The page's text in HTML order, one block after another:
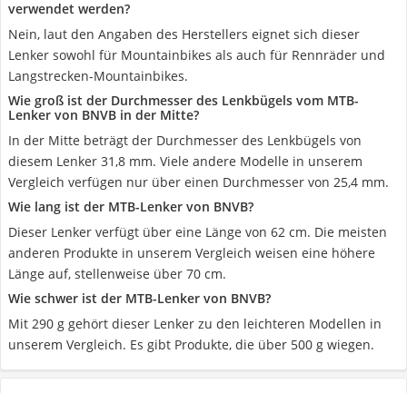
verwendet werden?
Nein, laut den Angaben des Herstellers eignet sich dieser
Lenker sowohl für Mountainbikes als auch für Rennräder und
Langstrecken-Mountainbikes.
Wie groß ist der Durchmesser des Lenkbügels vom MTB-
Lenker von BNVB in der Mitte?
In der Mitte beträgt der Durchmesser des Lenkbügels von
diesem Lenker 31,8 mm. Viele andere Modelle in unserem
Vergleich verfügen nur über einen Durchmesser von 25,4 mm.
Wie lang ist der MTB-Lenker von BNVB?
Dieser Lenker verfügt über eine Länge von 62 cm. Die meisten
anderen Produkte in unserem Vergleich weisen eine höhere
Länge auf, stellenweise über 70 cm.
Wie schwer ist der MTB-Lenker von BNVB?
Mit 290 g gehört dieser Lenker zu den leichteren Modellen in
unserem Vergleich. Es gibt Produkte, die über 500 g wiegen.